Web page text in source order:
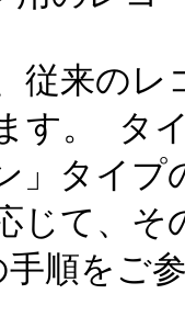
従来の
す。 タ
」タイ
じて、
順をご